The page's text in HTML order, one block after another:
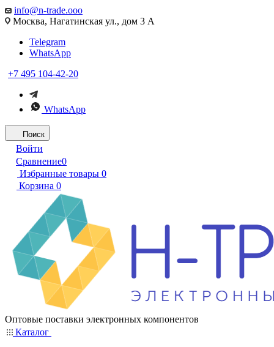
info@n-trade.ooo
Москва, Нагатинская ул., дом 3 А
Telegram
WhatsApp
+7 495 104-42-20
WhatsApp
Поиск
Войти
Сравнение0
Избранные товары 0
Корзина 0
Оптовые поставки электронных компонентов
Каталог